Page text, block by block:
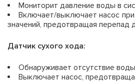
Мониторит давление воды в
Включает/выключает насос
значений, предотвращая перепад
Датчик сухого хода:
Обнаруживает отсутствие
Выключает насос,